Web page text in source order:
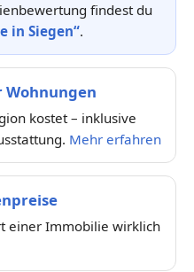
findest du
in Siegen“.
kostet – inklusive
Mehr erfahren
einer Immobilie wirklich